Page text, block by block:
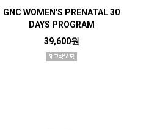
GNC WOMEN'S PRENATAL 30
DAYS PROGRAM
39,600원